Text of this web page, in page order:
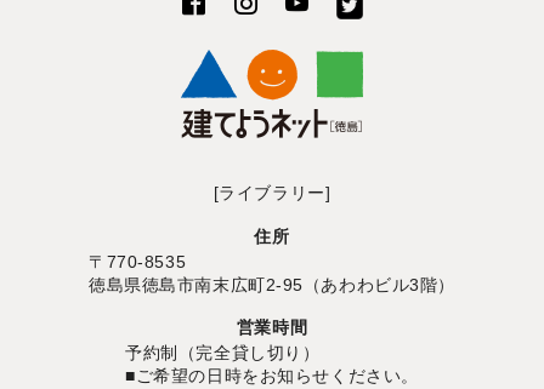
[ライブラリー]
住所
〒770-8535
徳島県徳島市南末広町2-95（あわわビル3階）
営業時間
予約制（完全貸し切り）
■ご希望の日時をお知らせください。